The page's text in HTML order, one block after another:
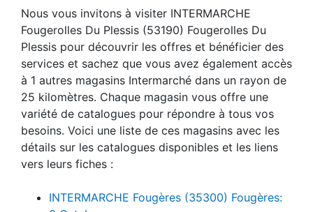
Nous vous invitons à visiter INTERMARCHE
Fougerolles Du Plessis (53190) Fougerolles Du
Plessis pour découvrir les offres et bénéficier des
services et sachez que vous avez également accès
à 1 autres magasins Intermarché dans un rayon de
25 kilomètres. Chaque magasin vous offre une
variété de catalogues pour répondre à tous vos
besoins. Voici une liste de ces magasins avec les
détails sur les catalogues disponibles et les liens
vers leurs fiches :
INTERMARCHE Fougères (35300) Fougères: